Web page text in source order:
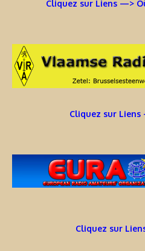
Cliquez sur Liens —>
Cliquez sur Liens
Cliquez sur